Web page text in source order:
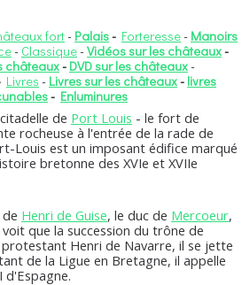
fort- Palais- Forteresse- Manoirs
- Classique-Vidéos sur les châteaux-
châteaux- DVD sur les châteaux-
Livres - Livres sur les châteaux- livres
- Enluminures
de Port Louis - le fort de
rocheuse à l'entrée de la rade de
Louis est un imposant édifice marqué
bretonne des XVIe et XVIIe
Henri de Guise, le duc de Mercoeur,
voit que la succession du trône de
Henri de Navarre, il se jette
de la Ligue en Bretagne, il appelle
d'Espagne.